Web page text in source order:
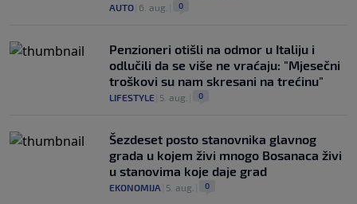
AUTO 6. aug. 0
Penzioneri otišli na odmor u Italiju i
odlučili da se više ne vraćaju: "Mjesečni
troškovi su nam skresani na trećinu"
LIFESTYLE 5. aug. 0
Šezdeset posto stanovnika glavnog
grada u kojem živi mnogo Bosanaca živi
u stanovima koje daje grad
EKONOMIJA 5. aug. 0